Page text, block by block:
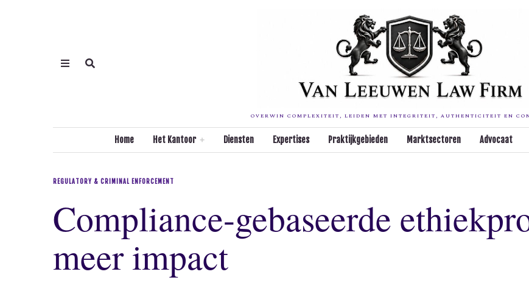
OVERWIN COMPLEXITEIT, LEIDEN MET INTEGRITEIT, AUTHENTICITEIT EN
Home Het Kantoor Diensten Expertises Praktijkgebieden Marktsectoren Advocaat
REGULATORY & CRIMINAL ENFORCEMENT
Compliance-gebaseerde
meer impact